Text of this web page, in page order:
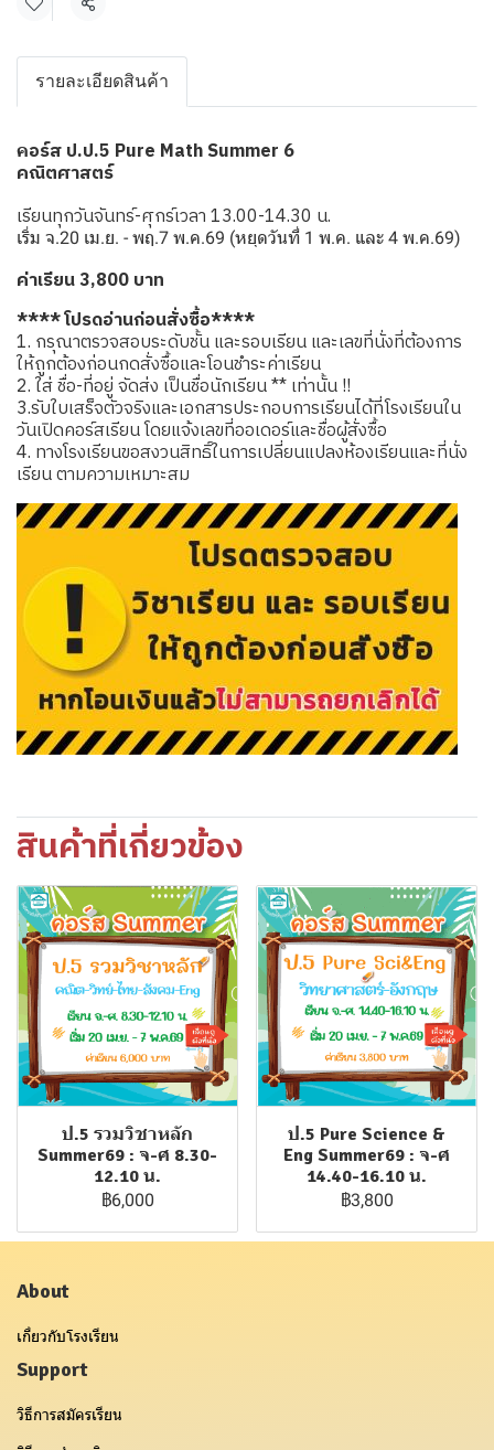
แชร์
รายละเอียดสินค้า
คอร์ส ป.ป.5 Pure Math Summer 6
คณิตศาสตร์
เรียนทุกวันจันทร์-ศุกร์เวลา 13.00-14.30 น.
เริ่ม จ.20 เม.ย. - พฤ.7 พ.ค.69 (หยุดวันที่ 1 พ.ค. และ 4 พ.ค.69)
ค่าเรียน 3,800 บาท
**** โปรดอ่านก่อนสั่งซื้อ****
1. กรุณาตรวจสอบระดับชั้น และรอบเรียน และเลขที่นั่งที่ต้องการ
ให้ถูกต้องก่อนกดสั่งซื้อและโอนชำระค่าเรียน
2. ใส่ ชื่อ-ที่อยู่ จัดส่ง เป็นชื่อนักเรียน ** เท่านั้น !!
3.รับใบเสร็จตัวจริงและเอกสารประกอบการเรียนได้ที่โรงเรียนใน
วันเปิดคอร์สเรียน โดยแจ้งเลขที่ออเดอร์และชื่อผู้สั่งซื้อ
4. ทางโรงเรียนขอสงวนสิทธิ์ในการเปลี่ยนแปลงห้องเรียนและที่นั่ง
เรียน ตามความเหมาะสม
สินค้าที่เกี่ยวข้อง
ป.5 รวมวิชาหลัก
Summer69 : จ-ศ 8.30-
12.10 น.
฿6,000
ป.5 Pure Science &
Eng Summer69 : จ-ศ
14.40-16.10 น.
฿3,800
About
เกี่ยวกับโรงเรียน
Support
วิธีการสมัครเรียน